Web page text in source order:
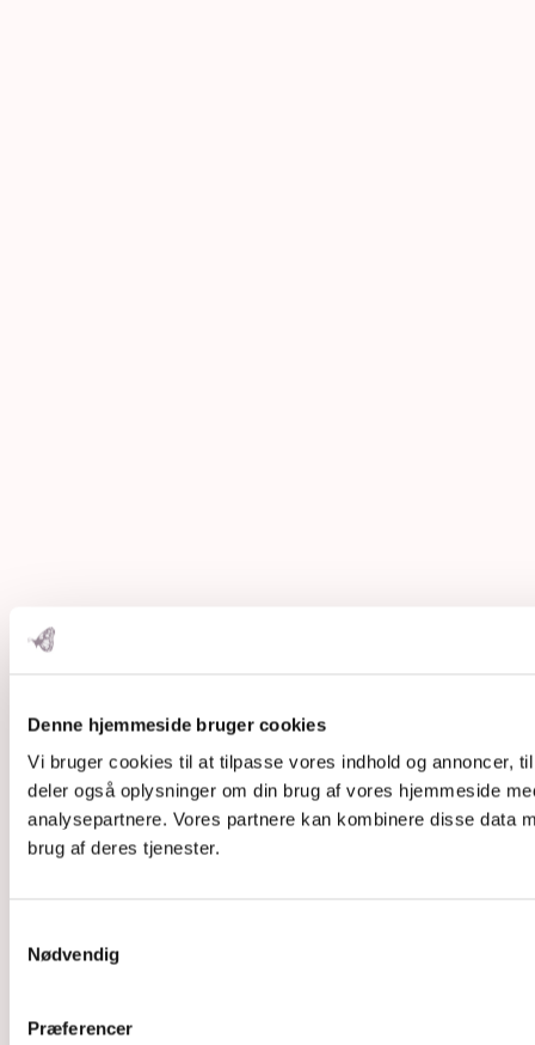
Denne hjemmeside bruger cookies
Vi bruger cookies til at tilpasse vores indhold og annoncer,
deler også oplysninger om din brug af vores hjemmeside
analysepartnere. Vores partnere kan kombinere disse data
brug af deres tjenester.
Nødvendig
Præferencer